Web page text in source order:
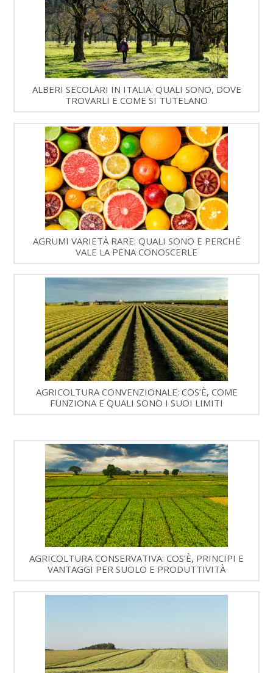
ALBERI SECOLARI IN ITALIA: QUALI SONO, DOVE
TROVARLI E COME SI TUTELANO
AGRUMI VARIETÀ RARE: QUALI SONO E PERCHÉ
VALE LA PENA CONOSCERLE
AGRICOLTURA CONVENZIONALE: COS’È, COME
FUNZIONA E QUALI SONO I SUOI LIMITI
AGRICOLTURA CONSERVATIVA: COS’È, PRINCIPI E
VANTAGGI PER SUOLO E PRODUTTIVITÀ